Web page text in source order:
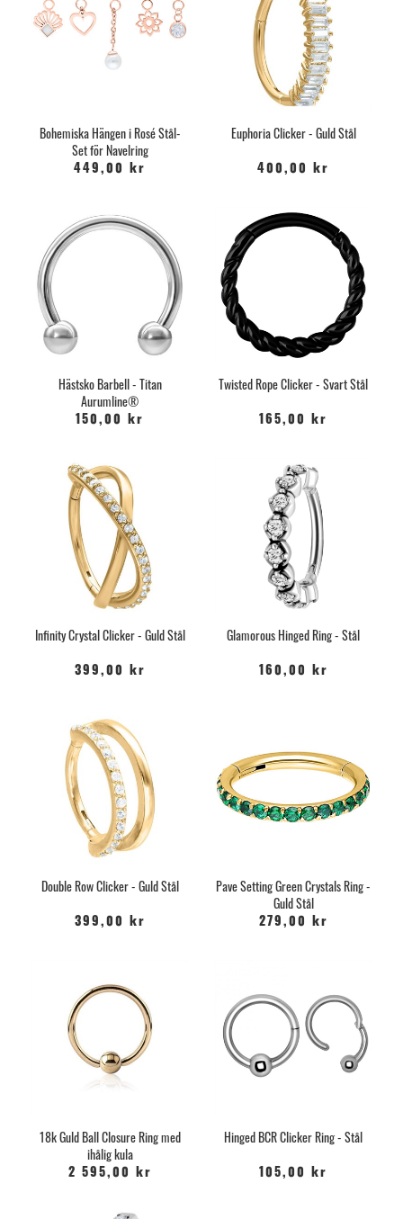
Bohemiska Hängen i Rosé Stål-
Set för Navelring
449,00 kr
Euphoria Clicker - Guld Stål
400,00 kr
Hästsko Barbell - Titan
Aurumline®
150,00 kr
Twisted Rope Clicker - Svart Stål
165,00 kr
Infinity Crystal Clicker - Guld Stål
399,00 kr
Glamorous Hinged Ring - Stål
160,00 kr
Double Row Clicker - Guld Stål
399,00 kr
Pave Setting Green Crystals Ring -
Guld Stål
279,00 kr
18k Guld Ball Closure Ring med
ihålig kula
2 595,00 kr
Hinged BCR Clicker Ring - Stål
105,00 kr